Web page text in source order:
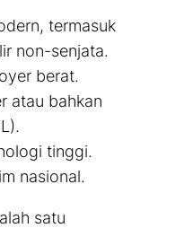
termasuk
non-senjata.
berat.
atau bahkan
tinggi.
nasional.
satu